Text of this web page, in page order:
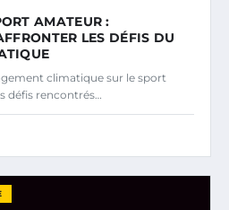
AMATEUR :
LES DÉFIS DU
climatique sur le sport
défis rencontrés…